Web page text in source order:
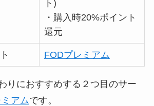
ト)
・購入時20%ポイント
還元
FODプレミアム
りにおすすめする２つ目のサー
アムです。